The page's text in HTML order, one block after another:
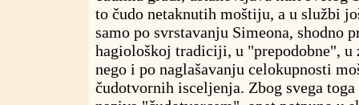
to čudo netaknutih moštiju, a u službi
samo po svrstavanju Simeona, shodno
hagiološkoj tradiciji, u "prepodobne", u
nego i po naglašavanju celokupnosti
čudotvornih isceljenja. Zbog svega toga